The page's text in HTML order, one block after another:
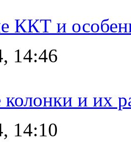
ККТ и
14:46
колонки и их
14:10